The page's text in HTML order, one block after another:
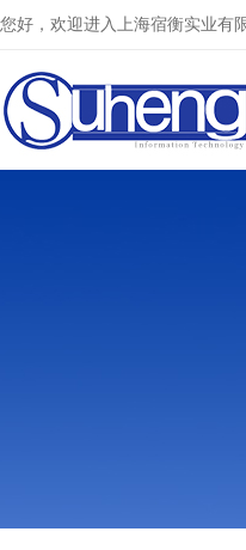
您好，欢迎进入上海宿衡实业有